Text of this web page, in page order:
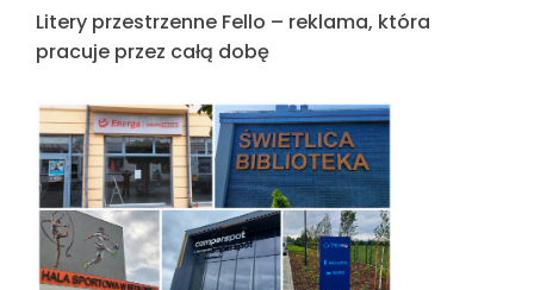
Litery przestrzenne Fello – reklama, która
pracuje przez całą dobę